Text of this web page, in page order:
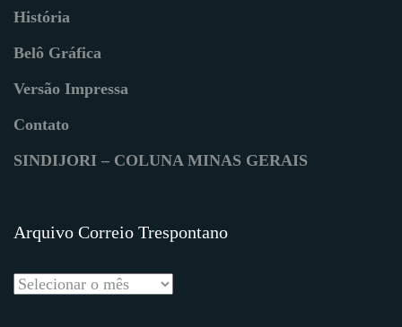
História
Belô Gráfica
Versão Impressa
Contato
SINDIJORI – COLUNA MINAS GERAIS
Arquivo Correio Trespontano